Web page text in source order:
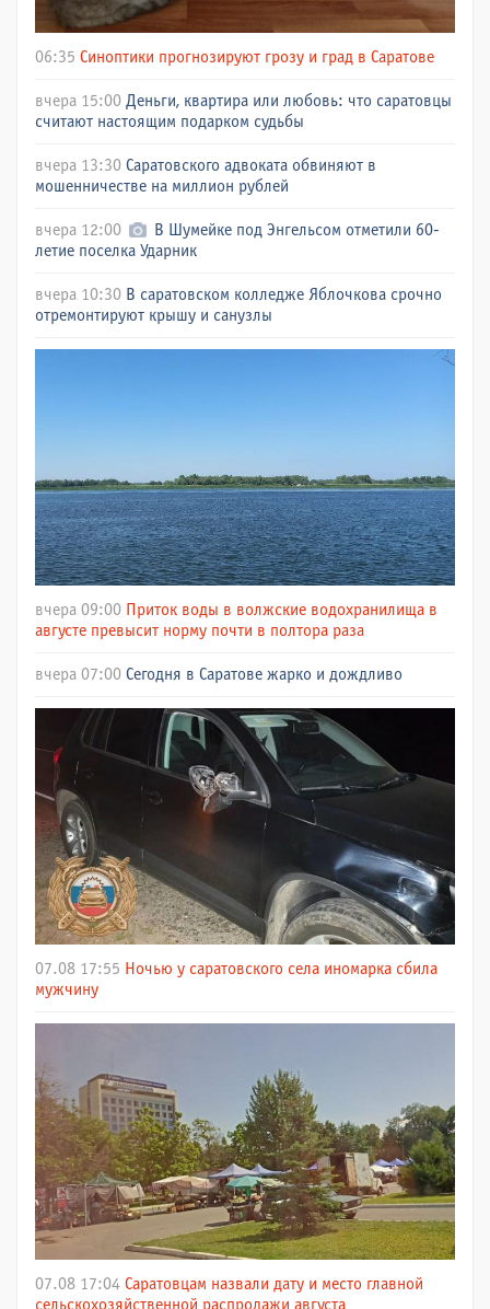
06:35 Синоптики прогнозируют грозу и град в Саратове
вчера 15:00 Деньги, квартира или любовь: что саратовцы
считают настоящим подарком судьбы
вчера 13:30 Саратовского адвоката обвиняют в
мошенничестве на миллион рублей
вчера 12:00
В Шумейке под Энгельсом отметили 60-
летие поселка Ударник
вчера 10:30 В саратовском колледже Яблочкова срочно
отремонтируют крышу и санузлы
вчера 09:00 Приток воды в волжские водохранилища в
августе превысит норму почти в полтора раза
вчера 07:00 Сегодня в Саратове жарко и дождливо
07.08 17:55 Ночью у саратовского села иномарка сбила
мужчину
07.08 17:04 Саратовцам назвали дату и место главной
сельскохозяйственной распродажи августа